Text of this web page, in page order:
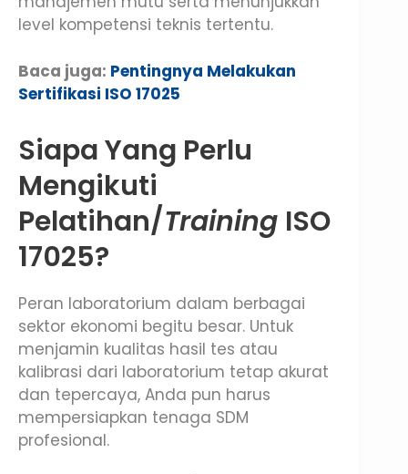
level kompetensi teknis tertentu.
Baca juga: Pentingnya Melakukan
Sertifikasi ISO 17025
Siapa Yang Perlu
Mengikuti
Pelatihan/Training ISO
17025?
Peran laboratorium dalam berbagai
sektor ekonomi begitu besar. Untuk
menjamin kualitas hasil tes atau
kalibrasi dari laboratorium tetap akurat
dan tepercaya, Anda pun harus
mempersiapkan tenaga SDM
profesional.